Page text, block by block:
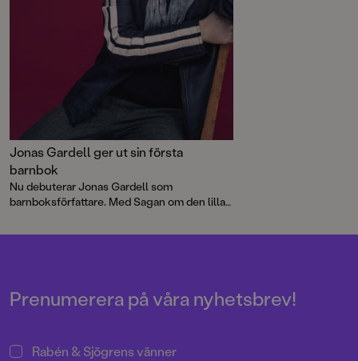
Jonas Gardell ger ut sin första
barnbok
Nu debuterar Jonas Gardell som
barnboksförfattare. Med Sagan om den lilla
med illustrationer av Martin Jacobson.
Prenumerera på våra nyhetsbrev!
Rabén & Sjögrens vänner